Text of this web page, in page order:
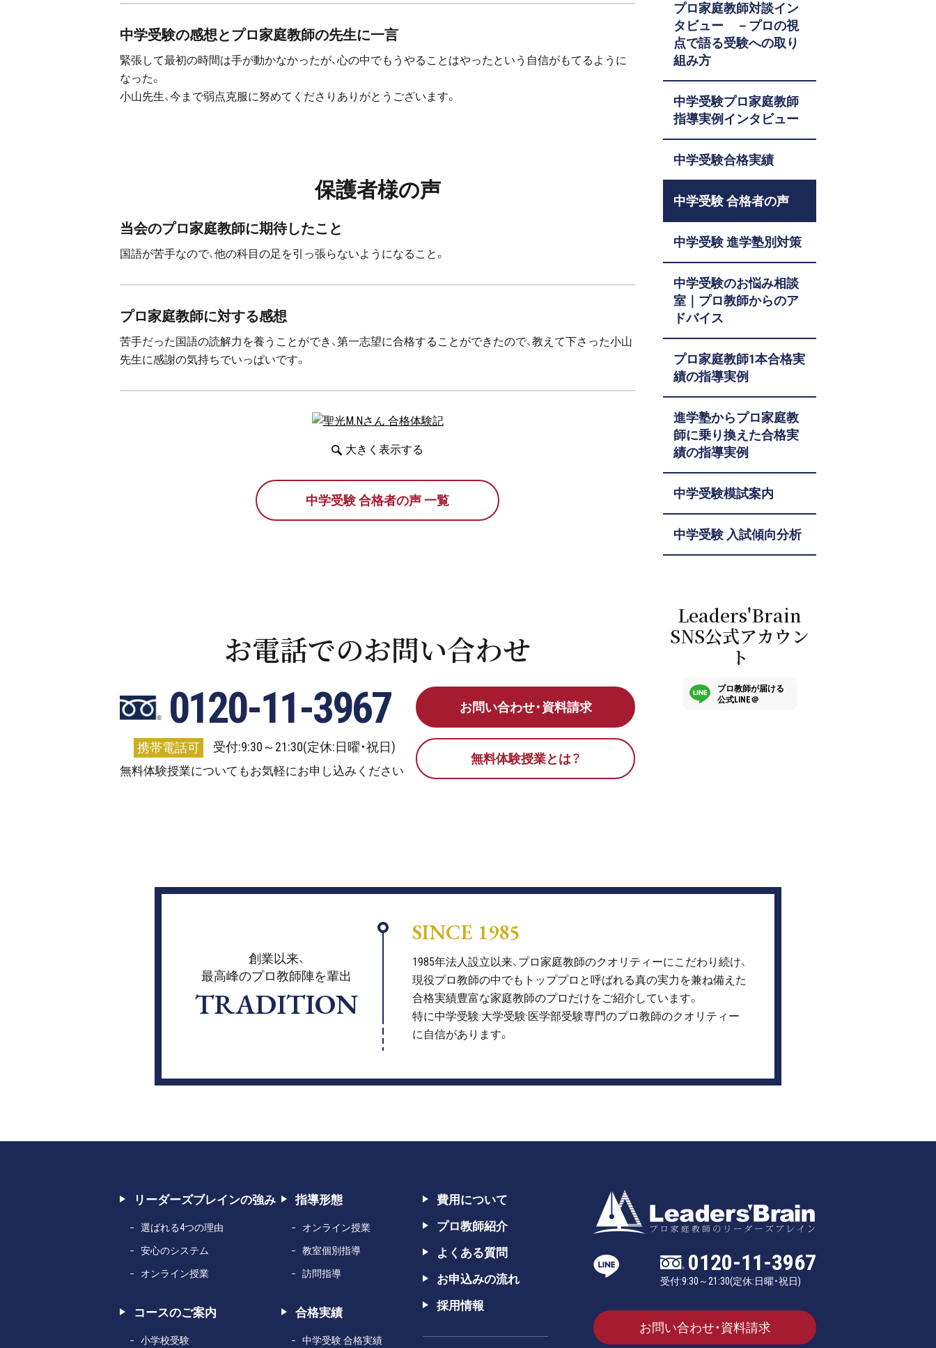
中学受験の感想とプロ家庭教師の先生に一言
緊張して最初の時間は手が動かなかったが、心の中でもうやることはやったという自信がもてるように
なった。
小山先生、今まで弱点克服に努めてくださりありがとうございます。
保護者様の声
当会のプロ家庭教師に期待したこと
国語が苦手なので、他の科目の足を引っ張らないようになること。
プロ家庭教師に対する感想
苦手だった国語の読解力を養うことができ、第一志望に合格することができたので、教えて下さった小山
先生に感謝の気持ちでいっぱいです。
大きく表示する
中学受験 合格者の声 一覧
お電話でのお問い合わせ
0120-11-3967
携帯電話可 受付:9:30～21:30(定休:日曜・祝日)
無料体験授業についてもお気軽にお申し込みください
お問い合わせ・資料請求
無料体験授業とは？
プロ家庭教師対談イン
タビュー －プロの視
点で語る受験への取り
組み方
中学受験プロ家庭教師
指導実例インタビュー
中学受験合格実績
中学受験 合格者の声
中学受験 進学塾別対策
中学受験のお悩み相談
室｜プロ教師からのア
ドバイス
プロ家庭教師1本合格実
績の指導実例
進学塾からプロ家庭教
師に乗り換えた合格実
績の指導実例
中学受験模試案内
中学受験 入試傾向分析
Leaders'Brain
SNS公式アカウン
ト
プロ教師が届ける
公式LINE＠
創業以来、
最高峰のプロ教師陣を輩出
TRADITION
SINCE 1985
1985年法人設立以来、プロ家庭教師のクオリティーにこだわり続け、
現役プロ教師の中でもトッププロと呼ばれる真の実力を兼ね備えた
合格実績豊富な家庭教師のプロだけをご紹介しています。
特に中学受験·大学受験·医学部受験専門のプロ教師のクオリティー
に自信があります。
リーダーズブレインの強み
選ばれる4つの理由
安心のシステム
オンライン授業
コースのご案内
小学校受験
指導形態
オンライン授業
教室個別指導
訪問指導
合格実績
中学受験 合格実績
費用について
プロ教師紹介
よくある質問
お申込みの流れ
採用情報
0120-11-3967
受付:9:30～21:30(定休:日曜・祝日)
お問い合わせ・資料請求